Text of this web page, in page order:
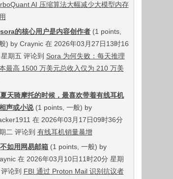
AI 压缩算法大幅减少大模型内存
sora的核心用户是内容创作者 (1 points,
) by Craynic 在 2026年03月27日13时16
期五 评论到 Sora 为何失败：每天推理
最高 1500 万美元总收入仅为 210 万美
夏天骑摩托的时候，最喜欢带着有线耳机
声或小说(1 points, 一般) by
在 2026年03月17日09时36分
二 评论到 有线耳机销量暴增
不如用网易邮箱 (1 points, 一般) by
在 2026年03月10日11时20分 星期
论到 FBI 通过 Proton Mail 识别抗议者